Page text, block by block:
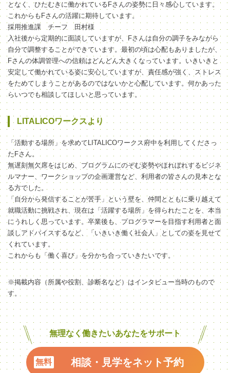
となく、ひたむきに働かれているFさんの姿勢に日々感心しています。
これからもFさんの活躍に期待しています。
採用推進課 チーフ 田村様
入社後から定期的に面談していますが、Fさんは自分の調子をみながら
自分で調整することができています。最初の頃は心配もありましたが、
Fさんの体調管理への信頼はどんどん大きくなっています。いきいきと
安定して働かれている姿に安心していますが、責任感が強く、ストレス
をためてしまうことがあるのではないかと心配しています。何かあった
らいつでも相談してほしいと思っています。
LITALICOワークスより
「活動する場所」を求めてLITALICOワークス府中を利用してくださっ
たFさん。
無遅刻無欠席をはじめ、プログラムにのぞむ姿勢やほれぼれするビジネ
ルマナー、ワークショップの企画運営など、利用者の皆さんの見本とな
る方でした。
「自分から発信することが苦手」という壁を、仲間とともに乗り越えて
就職活動に挑戦され、現在は「活躍する場所」を得られたことを、本当
にうれしく思っています。卒業後も、プログラマーを目指す利用者と面
談しアドバイスするなど、「いきいき働く社会人」としての姿を見せて
くれています。
これからも「働く喜び」を分かち合っていきたいです。
※掲載内容（所属や役割、診断名など）はインタビュー当時のもので
す。
無理なく働きたいあなたをサポート
相談・見学をネット予約